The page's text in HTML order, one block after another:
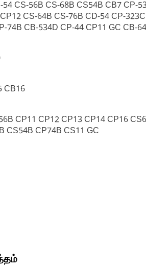
CS-56B CS-68B CS54B CB7 CP-
CS-64B CS-76B CD-54 CP-
74B CB-534D CP-44 CP11 GC CB-
CB16
CP11 CP12 CP13 CP14 CP16
CS54B CP74B CS11 GC